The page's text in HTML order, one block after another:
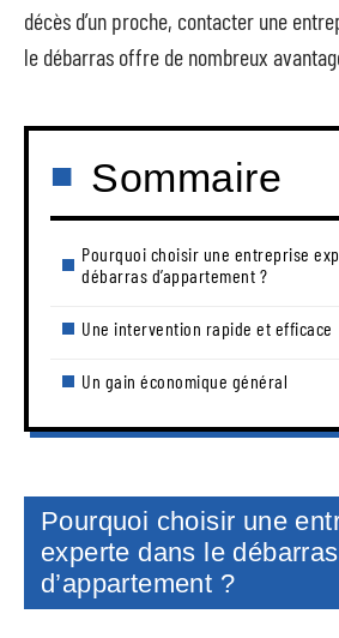
décès d’un proche, contacter une
le débarras offre de nombreux
Sommaire
Pourquoi choisir une entreprise
débarras d’appartement ?
Une intervention rapide et efficace
Un gain économique général
Pourquoi choisir une
experte dans le débarras
d’appartement ?